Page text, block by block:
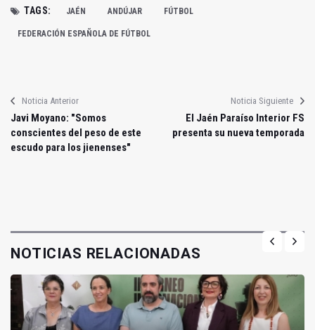
TAGS: JAÉN ANDÚJAR FÚTBOL
FEDERACIÓN ESPAÑOLA DE FÚTBOL
Noticia Anterior
Javi Moyano: "Somos
conscientes del peso de este
escudo para los jienenses"
Noticia Siguiente
El Jaén Paraíso Interior FS
presenta su nueva temporada
NOTICIAS RELACIONADAS